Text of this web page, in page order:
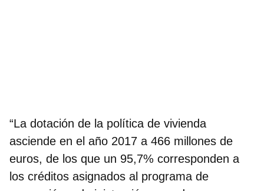
“La dotación de la política de vivienda
asciende en el año 2017 a 466 millones de
euros, de los que un 95,7% corresponden a
los créditos asignados al programa de